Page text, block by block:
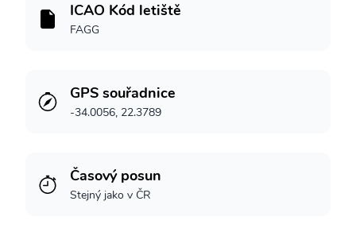
ICAO Kód letiště
FAGG
GPS souřadnice
-34.0056, 22.3789
Časový posun
Stejný jako v ČR